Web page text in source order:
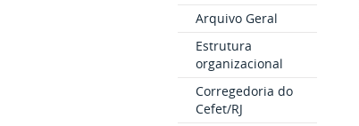
Arquivo Geral
Estrutura
organizacional
Corregedoria do
Cefet/RJ